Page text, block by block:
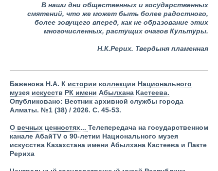
В наши дни общественных и государственных
смятений, что же может быть более радостного,
более зовущего вперед, как не образование этих
многочисленных, растущих очагов Культуры.
Н.К.Рерих. Твердыня пламенная
Баженова Н.А. К истории коллекции Национального
музея искусств РК имени Абылхана Кастеева.
Опубликовано: Вестник архивной службы города
Алматы. №1 (38) / 2026. С. 45-53.
О вечных ценностях... Телепередача на государственном
канале АбайTV о 90-летии Национального музея
искусства Казахстана имени Абылхана Кастеева и Пакте
Рериха